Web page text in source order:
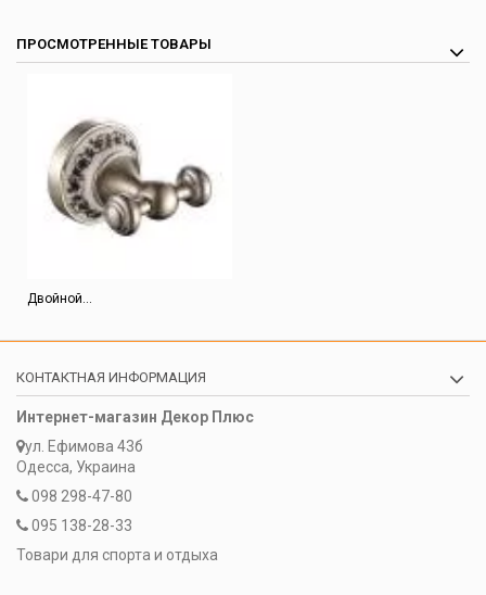
ПРОСМОТРЕННЫЕ ТОВАРЫ
Двойной...
КОНТАКТНАЯ ИНФОРМАЦИЯ
Интернет-магазин Декор Плюс
ул. Ефимова 43б
Одесса, Украина
098 298-47-80
095 138-28-33
Товари для спорта и отдыха